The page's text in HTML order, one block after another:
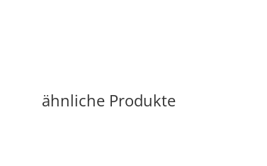
ähnliche Produkte